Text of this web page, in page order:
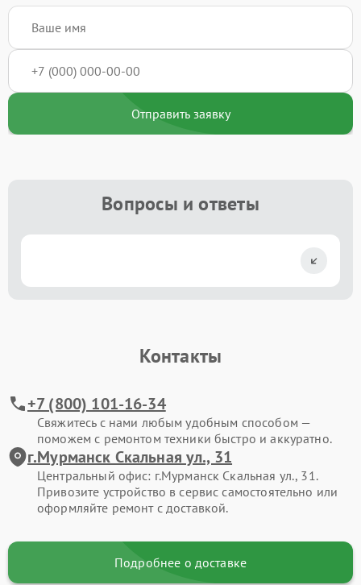
Отправить заявку
Вопросы и ответы
Контакты
+7 (800) 101-16-34
Свяжитесь с нами любым удобным способом —
поможем с ремонтом техники быстро и аккуратно.
г.Мурманск Скальная ул., 31
Центральный офис: г.Мурманск Скальная ул., 31.
Привозите устройство в сервис самостоятельно или
оформляйте ремонт с доставкой.
Подробнее о доставке